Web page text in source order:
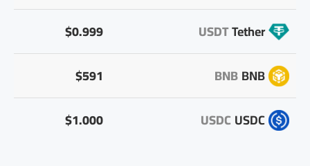
Tether
USDT
$0.999
BNB
BNB
$591
USDC
USDC
$1.000